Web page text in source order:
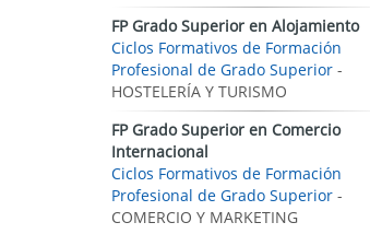
FP Grado Superior en Alojamiento
Ciclos Formativos de Formación
Profesional de Grado Superior -
HOSTELERÍA Y TURISMO
FP Grado Superior en Comercio
Internacional
Ciclos Formativos de Formación
Profesional de Grado Superior -
COMERCIO Y MARKETING